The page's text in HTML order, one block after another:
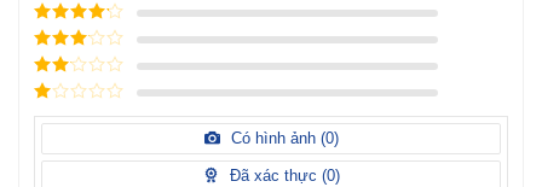
Được xếp
hạng
5
5
sao
Được xếp
hạng
4
5
sao
Được
xếp
hạng3
5 sao
Được
hạng
sao
Được
hạng
Có hình ảnh (0)
Đã xác thực (0)